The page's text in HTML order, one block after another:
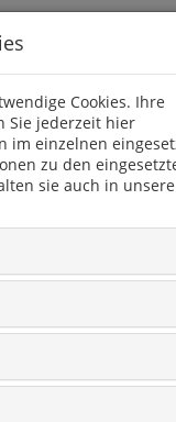
Toggle
navigation
Kategorien
Cookies. Ihre
Sie jederzeit hier
im einzelnen
zu den
sie auch in